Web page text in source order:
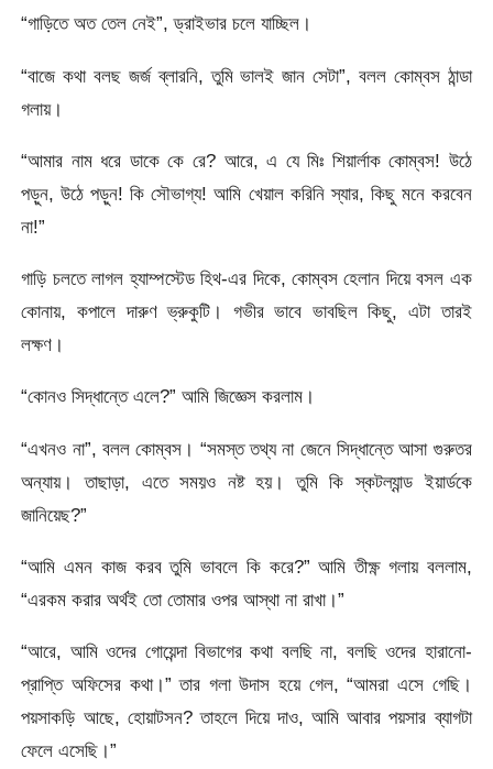
“গাড়িতে অত তেল নেই”, ড্রাইভার চলে যাচ্ছিল।
“বাজে কথা বলছ জর্জ ব্লারনি, তুমি ভালই জান সেটা”, বলল কোম্বস ঠান্ডা
গলায়।
“আমার নাম ধরে ডাকে কে রে? আরে, এ যে মিঃ শিয়ার্লাক কোম্বস! উঠে
পড়ুন, উঠে পড়ুন! কি সৌভাগ্য! আমি খেয়াল করিনি স্যার, কিছু মনে করবেন
না!”
গাড়ি চলতে লাগল হ্যাম্পস্টেড হিথ-এর দিকে, কোম্বস হেলান দিয়ে বসল এক
কোনায়, কপালে দারুণ ভ্রুকুটি। গভীর ভাবে ভাবছিল কিছু, এটা তারই
লক্ষণ।
“কোনও সিদ্ধান্তে এলে?” আমি জিজ্ঞেস করলাম।
“এখনও না”, বলল কোম্বস। “সমস্ত তথ্য না জেনে সিদ্ধান্তে আসা গুরুতর
অন্যায়। তাছাড়া, এতে সময়ও নষ্ট হয়। তুমি কি স্কটল্যান্ড ইয়ার্ডকে
জানিয়েছ?”
“আমি এমন কাজ করব তুমি ভাবলে কি করে?” আমি তীক্ষ্ণ গলায় বললাম,
“এরকম করার অর্থই তো তোমার ওপর আস্থা না রাখা।”
“আরে, আমি ওদের গোয়েন্দা বিভাগের কথা বলছি না, বলছি ওদের হারানো-
প্রাপ্তি অফিসের কথা।” তার গলা উদাস হয়ে গেল, “আমরা এসে গেছি।
পয়সাকড়ি আছে, হোয়াটসন? তাহলে দিয়ে দাও, আমি আবার পয়সার ব্যাগটা
ফেলে এসেছি।”